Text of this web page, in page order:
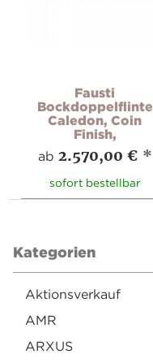
Fausti
Bockdoppelflinte
Caledon, Coin
Finish,
ab 2.570,00 € *
sofort bestellbar
Kategorien
Aktionsverkauf
AMR
ARXUS